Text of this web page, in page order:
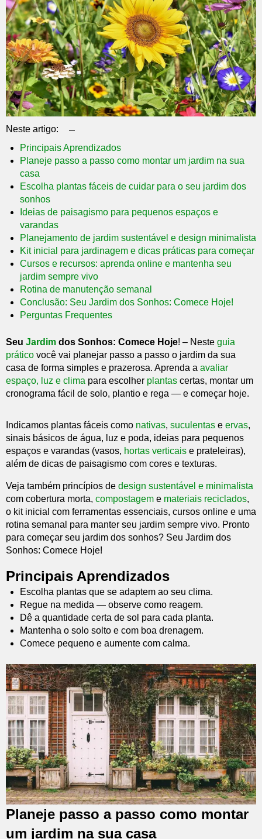
Neste artigo: –
Principais Aprendizados
Planeje passo a passo como montar um jardim na sua
casa
Escolha plantas fáceis de cuidar para o seu jardim dos
sonhos
Ideias de paisagismo para pequenos espaços e
varandas
Planejamento de jardim sustentável e design minimalista
Kit inicial para jardinagem e dicas práticas para começar
Cursos e recursos: aprenda online e mantenha seu
jardim sempre vivo
Rotina de manutenção semanal
Conclusão: Seu Jardim dos Sonhos: Comece Hoje!
Perguntas Frequentes
Seu Jardim dos Sonhos: Comece Hoje! – Neste guia
prático você vai planejar passo a passo o jardim da sua
casa de forma simples e prazerosa. Aprenda a avaliar
espaço, luz e clima para escolher plantas certas, montar um
cronograma fácil de solo, plantio e rega — e começar hoje.
Indicamos plantas fáceis como nativas, suculentas e ervas,
sinais básicos de água, luz e poda, ideias para pequenos
espaços e varandas (vasos, hortas verticais e prateleiras),
além de dicas de paisagismo com cores e texturas.
Veja também princípios de design sustentável e minimalista
com cobertura morta, compostagem e materiais reciclados,
o kit inicial com ferramentas essenciais, cursos online e uma
rotina semanal para manter seu jardim sempre vivo. Pronto
para começar seu jardim dos sonhos? Seu Jardim dos
Sonhos: Comece Hoje!
Principais Aprendizados
Escolha plantas que se adaptem ao seu clima.
Regue na medida — observe como reagem.
Dê a quantidade certa de sol para cada planta.
Mantenha o solo solto e com boa drenagem.
Comece pequeno e aumente com calma.
Planeje passo a passo como montar
um jardim na sua casa